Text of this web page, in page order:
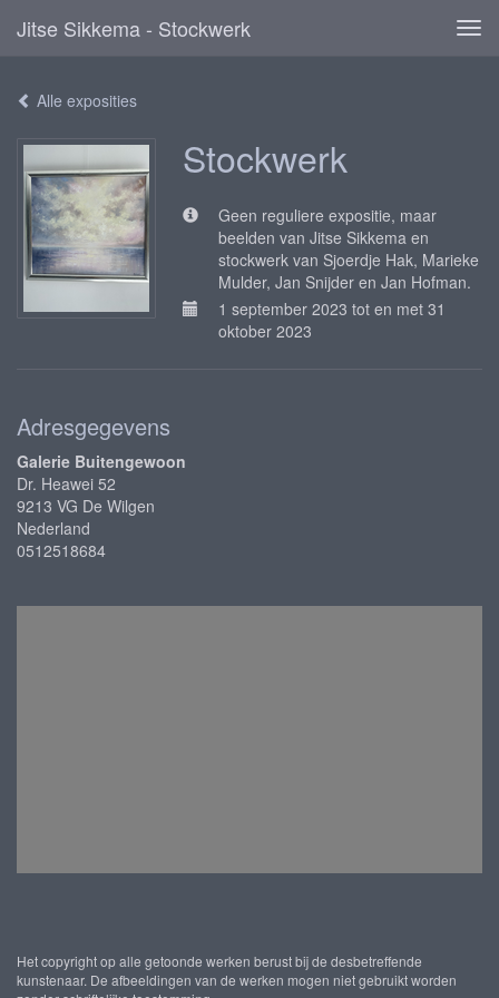
Jitse Sikkema - Stockwerk
Alle exposities
Stockwerk
Geen reguliere expositie, maar
beelden van Jitse Sikkema en
stockwerk van Sjoerdje Hak, Marieke
Mulder, Jan Snijder en Jan Hofman.
1 september 2023 tot en met 31
oktober 2023
Adresgegevens
Galerie Buitengewoon
Dr. Heawei 52
9213 VG De Wilgen
Nederland
0512518684
Het copyright op alle getoonde werken berust bij de desbetreffende
kunstenaar. De afbeeldingen van de werken mogen niet gebruikt worden